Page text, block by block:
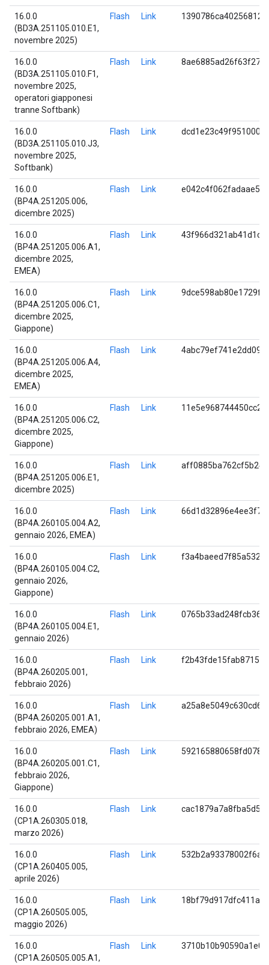
16.0.0
(BD3A.251105.010.E1,
novembre 2025)
Flash Link
16.0.0
(BD3A.251105.010.F1,
novembre 2025,
operatori giapponesi
tranne Softbank)
Flash Link
16.0.0
(BD3A.251105.010.J3,
novembre 2025,
Softbank)
Flash Link
16.0.0
(BP4A.251205.006,
dicembre 2025)
Flash Link
16.0.0
(BP4A.251205.006.A1,
dicembre 2025,
EMEA)
Flash Link
16.0.0
(BP4A.251205.006.C1,
dicembre 2025,
Giappone)
Flash Link
16.0.0
(BP4A.251205.006.A4,
dicembre 2025,
EMEA)
Flash Link
16.0.0
(BP4A.251205.006.C2,
dicembre 2025,
Giappone)
Flash Link
16.0.0
(BP4A.251205.006.E1,
dicembre 2025)
Flash Link
16.0.0
(BP4A.260105.004.A2,
gennaio 2026, EMEA)
Flash Link
16.0.0
(BP4A.260105.004.C2,
gennaio 2026,
Giappone)
Flash Link
16.0.0
(BP4A.260105.004.E1,
gennaio 2026)
Flash Link
16.0.0
(BP4A.260205.001,
febbraio 2026)
Flash Link
16.0.0
(BP4A.260205.001.A1,
febbraio 2026, EMEA)
Flash Link
16.0.0
(BP4A.260205.001.C1,
febbraio 2026,
Giappone)
Flash Link
16.0.0
(CP1A.260305.018,
marzo 2026)
Flash Link
16.0.0
(CP1A.260405.005,
aprile 2026)
Flash Link
16.0.0
(CP1A.260505.005,
maggio 2026)
Flash Link
16.0.0
(CP1A.260505.005.A1,
Flash Link